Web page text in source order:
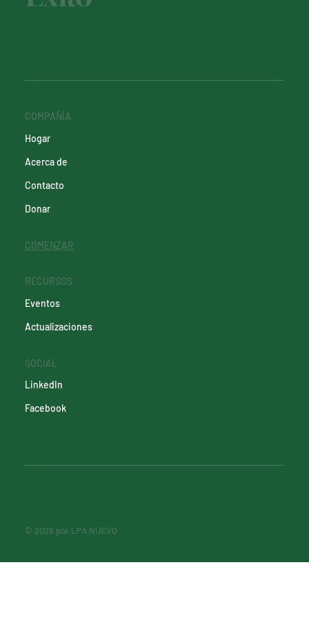
COMPAÑÍA
Hogar
Acerca de
Contacto
Donar
COMENZAR
RECURSOS
Eventos
Actualizaciones
SOCIAL
LinkedIn
Facebook
© 2026 por LPA NUEVO